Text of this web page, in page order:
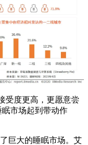
度更高，更愿意尝
市场起到带动作
巨大的睡眠市场。艾